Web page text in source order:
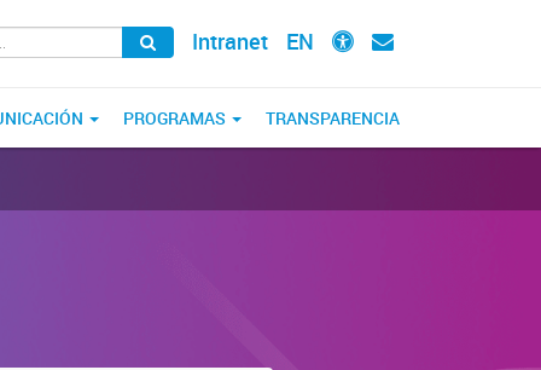
Intranet EN
PROGRAMAS TRANSPARENCIA